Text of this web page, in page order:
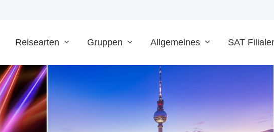
Reisearten Gruppen Allgemeines SAT